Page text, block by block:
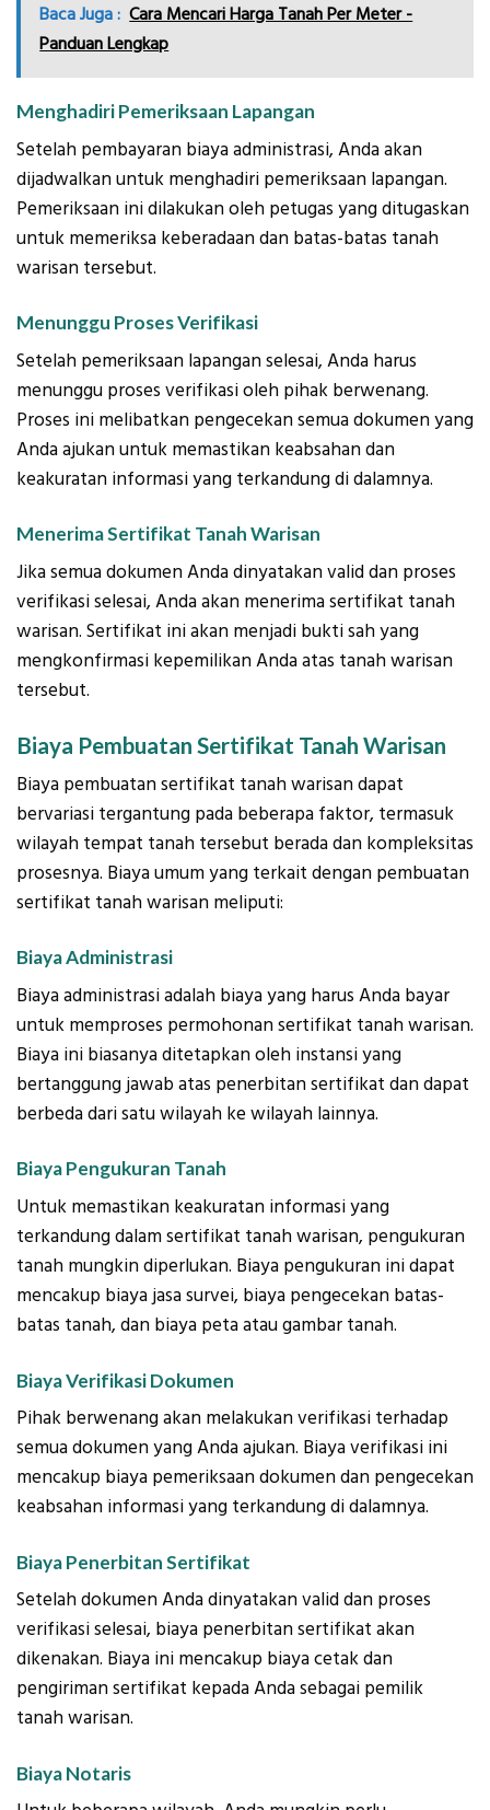
Baca Juga : Cara Mencari Harga Tanah Per Meter -
Panduan Lengkap
Menghadiri Pemeriksaan Lapangan
Setelah pembayaran biaya administrasi, Anda akan
dijadwalkan untuk menghadiri pemeriksaan lapangan.
Pemeriksaan ini dilakukan oleh petugas yang ditugaskan
untuk memeriksa keberadaan dan batas-batas tanah
warisan tersebut.
Menunggu Proses Verifikasi
Setelah pemeriksaan lapangan selesai, Anda harus
menunggu proses verifikasi oleh pihak berwenang.
Proses ini melibatkan pengecekan semua dokumen yang
Anda ajukan untuk memastikan keabsahan dan
keakuratan informasi yang terkandung di dalamnya.
Menerima Sertifikat Tanah Warisan
Jika semua dokumen Anda dinyatakan valid dan proses
verifikasi selesai, Anda akan menerima sertifikat tanah
warisan. Sertifikat ini akan menjadi bukti sah yang
mengkonfirmasi kepemilikan Anda atas tanah warisan
tersebut.
Biaya Pembuatan Sertifikat Tanah Warisan
Biaya pembuatan sertifikat tanah warisan dapat
bervariasi tergantung pada beberapa faktor, termasuk
wilayah tempat tanah tersebut berada dan kompleksitas
prosesnya. Biaya umum yang terkait dengan pembuatan
sertifikat tanah warisan meliputi:
Biaya Administrasi
Biaya administrasi adalah biaya yang harus Anda bayar
untuk memproses permohonan sertifikat tanah warisan.
Biaya ini biasanya ditetapkan oleh instansi yang
bertanggung jawab atas penerbitan sertifikat dan dapat
berbeda dari satu wilayah ke wilayah lainnya.
Biaya Pengukuran Tanah
Untuk memastikan keakuratan informasi yang
terkandung dalam sertifikat tanah warisan, pengukuran
tanah mungkin diperlukan. Biaya pengukuran ini dapat
mencakup biaya jasa survei, biaya pengecekan batas-
batas tanah, dan biaya peta atau gambar tanah.
Biaya Verifikasi Dokumen
Pihak berwenang akan melakukan verifikasi terhadap
semua dokumen yang Anda ajukan. Biaya verifikasi ini
mencakup biaya pemeriksaan dokumen dan pengecekan
keabsahan informasi yang terkandung di dalamnya.
Biaya Penerbitan Sertifikat
Setelah dokumen Anda dinyatakan valid dan proses
verifikasi selesai, biaya penerbitan sertifikat akan
dikenakan. Biaya ini mencakup biaya cetak dan
pengiriman sertifikat kepada Anda sebagai pemilik
tanah warisan.
Biaya Notaris